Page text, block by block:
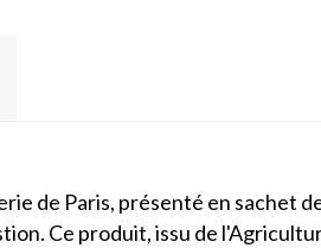
de Paris, présenté en sachet
Ce produit, issu de